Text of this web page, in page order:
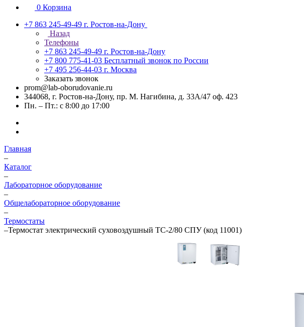
0 Корзина
+7 863 245-49-49 г. Ростов-на-Дону
Назад
Телефоны
+7 863 245-49-49 г. Ростов-на-Дону
+7 800 775-41-03 Бесплатный звонок по России
+7 495 256-44-03 г. Москва
Заказать звонок
prom@lab-oborudovanie.ru
344068, г. Ростов-на-Дону, пр. М. Нагибина, д. 33А/47 оф. 423
Пн. – Пт.: с 8:00 до 17:00
Главная
–
Каталог
–
Лабораторное оборудование
–
Общелабораторное оборудование
–
Термостаты
–Термостат электрический суховоздушный ТС-2/80 СПУ (код 11001)